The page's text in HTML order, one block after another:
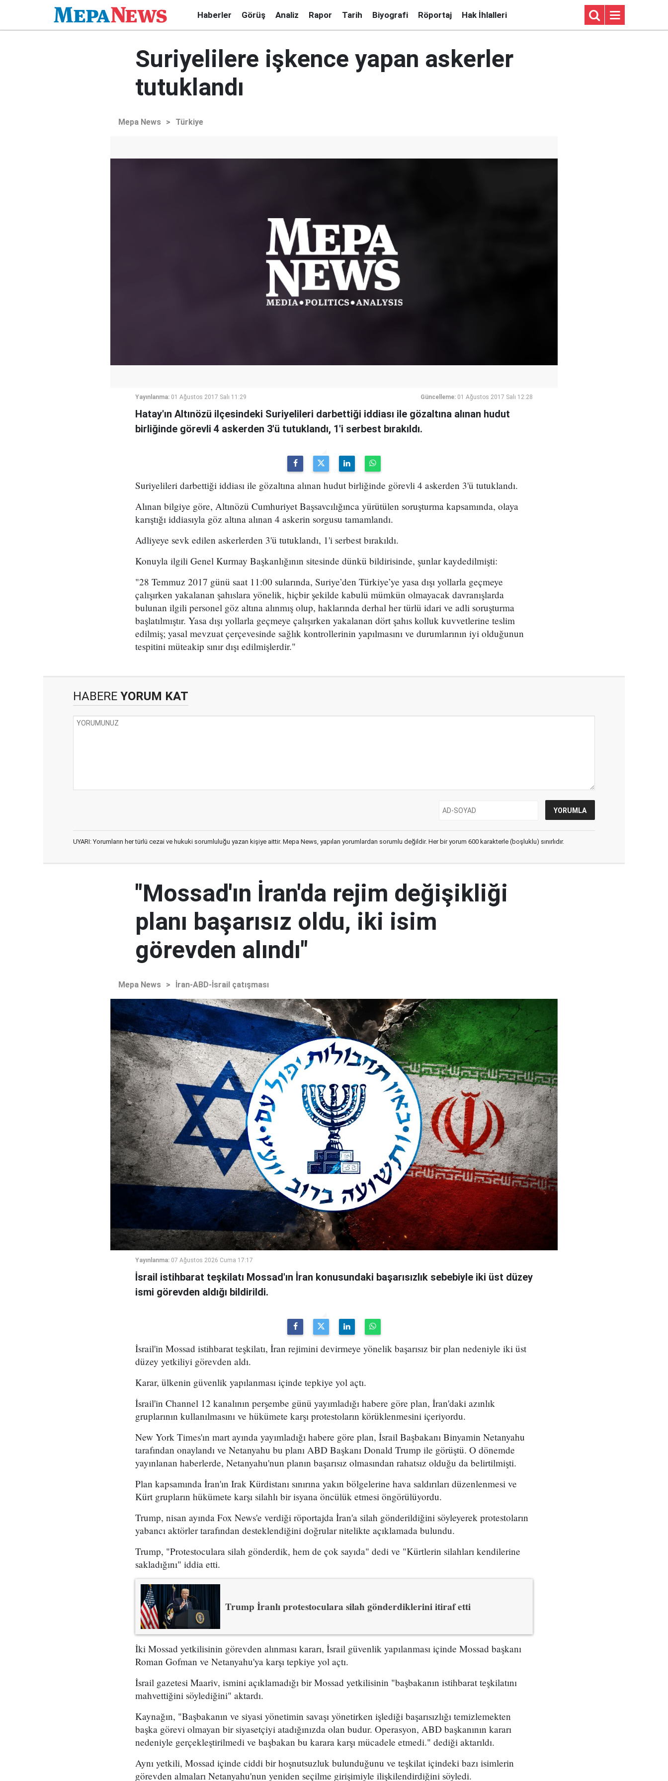
Haberler Görüş Analiz Rapor Tarih Biyografi Röportaj Hak İhlalleri
Suriyelilere işkence yapan askerler
tutuklandı
Mepa News > Türkiye
Yayınlanma: 01 Ağustos 2017 Salı 11:29 Güncelleme: 01 Ağustos 2017 Salı 12:28
Hatay'ın Altınözü ilçesindeki Suriyelileri darbettiği iddiası ile gözaltına alınan hudut
birliğinde görevli 4 askerden 3'ü tutuklandı, 1'i serbest bırakıldı.
Suriyelileri darbettiği iddiası ile gözaltına alınan hudut birliğinde görevli 4 askerden 3'ü tutuklandı.
Alınan bilgiye göre, Altınözü Cumhuriyet Başsavcılığınca yürütülen soruşturma kapsamında, olaya
karıştığı iddiasıyla göz altına alınan 4 askerin sorgusu tamamlandı.
Adliyeye sevk edilen askerlerden 3'ü tutuklandı, 1'i serbest bırakıldı.
Konuyla ilgili Genel Kurmay Başkanlığının sitesinde dünkü bildirisinde, şunlar kaydedilmişti:
"28 Temmuz 2017 günü saat 11:00 sularında, Suriye’den Türkiye’ye yasa dışı yollarla geçmeye
çalışırken yakalanan şahıslara yönelik, hiçbir şekilde kabulü mümkün olmayacak davranışlarda
bulunan ilgili personel göz altına alınmış olup, haklarında derhal her türlü idari ve adli soruşturma
başlatılmıştır. Yasa dışı yollarla geçmeye çalışırken yakalanan dört şahıs kolluk kuvvetlerine teslim
edilmiş; yasal mevzuat çerçevesinde sağlık kontrollerinin yapılmasını ve durumlarının iyi olduğunun
tespitini müteakip sınır dışı edilmişlerdir."
HABERE YORUM KAT
UYARI: Yorumların her türlü cezai ve hukuki sorumluluğu yazan kişiye aittir. Mepa News, yapılan yorumlardan sorumlu değildir. Her bir yorum 600 karakterle (boşluklu) sınırlıdır.
"Mossad'ın İran'da rejim değişikliği
planı başarısız oldu, iki isim
görevden alındı"
Mepa News > İran-ABD-İsrail çatışması
Yayınlanma: 07 Ağustos 2026 Cuma 17:17
İsrail istihbarat teşkilatı Mossad'ın İran konusundaki başarısızlık sebebiyle iki üst düzey
ismi görevden aldığı bildirildi.
İsrail'in Mossad istihbarat teşkilatı, İran rejimini devirmeye yönelik başarısız bir plan nedeniyle iki üst
düzey yetkiliyi görevden aldı.
Karar, ülkenin güvenlik yapılanması içinde tepkiye yol açtı.
İsrail'in Channel 12 kanalının perşembe günü yayımladığı habere göre plan, İran'daki azınlık
gruplarının kullanılmasını ve hükümete karşı protestoların körüklenmesini içeriyordu.
New York Times'ın mart ayında yayımladığı habere göre plan, İsrail Başbakanı Binyamin Netanyahu
tarafından onaylandı ve Netanyahu bu planı ABD Başkanı Donald Trump ile görüştü. O dönemde
yayınlanan haberlerde, Netanyahu'nun planın başarısız olmasından rahatsız olduğu da belirtilmişti.
Plan kapsamında İran'ın Irak Kürdistanı sınırına yakın bölgelerine hava saldırıları düzenlenmesi ve
Kürt grupların hükümete karşı silahlı bir isyana öncülük etmesi öngörülüyordu.
Trump, nisan ayında Fox News'e verdiği röportajda İran'a silah gönderildiğini söyleyerek protestoların
yabancı aktörler tarafından desteklendiğini doğrular nitelikte açıklamada bulundu.
Trump, "Protestoculara silah gönderdik, hem de çok sayıda" dedi ve "Kürtlerin silahları kendilerine
sakladığını" iddia etti.
Trump İranlı protestoculara silah gönderdiklerini itiraf etti
İki Mossad yetkilisinin görevden alınması kararı, İsrail güvenlik yapılanması içinde Mossad başkanı
Roman Gofman ve Netanyahu'ya karşı tepkiye yol açtı.
İsrail gazetesi Maariv, ismini açıklamadığı bir Mossad yetkilisinin "başbakanın istihbarat teşkilatını
mahvettiğini söylediğini" aktardı.
Kaynağın, "Başbakanın ve siyasi yönetimin savaşı yönetirken işlediği başarısızlığı temizlemekten
başka görevi olmayan bir siyasetçiyi atadığınızda olan budur. Operasyon, ABD başkanının kararı
nedeniyle gerçekleştirilmedi ve başbakan bu karara karşı mücadele etmedi." dediği aktarıldı.
Aynı yetkili, Mossad içinde ciddi bir hoşnutsuzluk bulunduğunu ve teşkilat içindeki bazı isimlerin
görevden almaları Netanyahu'nun yeniden seçilme girişimiyle ilişkilendirdiğini söyledi.